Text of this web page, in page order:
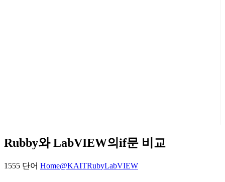
Rubby와 LabVIEW의if문 비교
1555 단어 Home@KAITRubyLabVIEW